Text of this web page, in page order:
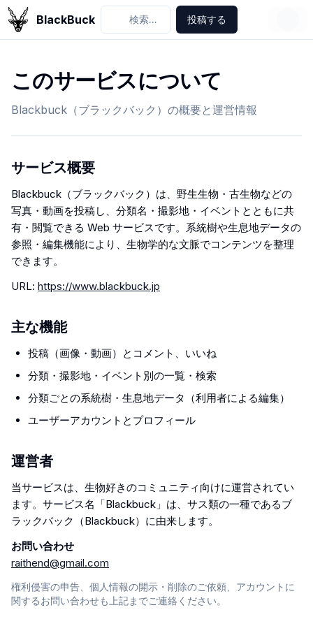
BlackBuck 検索... 投稿する
このサービスについて
Blackbuck（ブラックバック）の概要と運営情報
サービス概要
Blackbuck（ブラックバック）は、野生生物・古生物などの
写真・動画を投稿し、分類名・撮影地・イベントとともに共
有・閲覧できる Web サービスです。系統樹や生息地データの
参照・編集機能により、生物学的な文脈でコンテンツを整理
できます。
URL: https://www.blackbuck.jp
主な機能
投稿（画像・動画）とコメント、いいね
分類・撮影地・イベント別の一覧・検索
分類ごとの系統樹・生息地データ（利用者による編集）
ユーザーアカウントとプロフィール
運営者
当サービスは、生物好きのコミュニティ向けに運営されてい
ます。サービス名「Blackbuck」は、サス類の一種であるブ
ラックバック（Blackbuck）に由来します。
お問い合わせ
raithend@gmail.com
権利侵害の申告、個人情報の開示・削除のご依頼、アカウントに
関するお問い合わせも上記までご連絡ください。